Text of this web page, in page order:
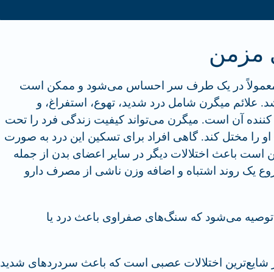
مزمن
معمولاً در یک طرف سر احساس می‌شود و ممکن است
میگرن شامل درد شدید، تهوع، استفراغ، و
آن است. میگرن می‌تواند کیفیت زندگی فرد را تحت
او را مختل کند. گاهی افراد برای تسکین این درد به صورت
باعث اختلالات دیگر در سایر اعضای بدن از جمله
یک روند اشتباه و اضافه وزن ناشی از مصرف دارو
توصیه می‌شود که سنگ‌های صفراوی باعث درد یا
اختلالات عصبی است که باعث سردردهای شدید